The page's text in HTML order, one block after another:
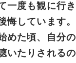
一度も観に行き
悔しています。
めた頃、自分の
いたりされるの